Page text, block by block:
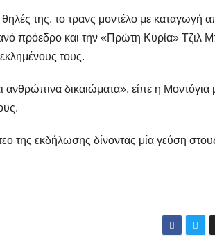
της, το τρανς μοντέλο με καταγωγή
πρόεδρο και την «Πρώτη Κυρία» Τζιλ
τους.
ανθρώπινα δικαιώματα», είπε η
της εκδήλωσης δίνοντας μία γεύση